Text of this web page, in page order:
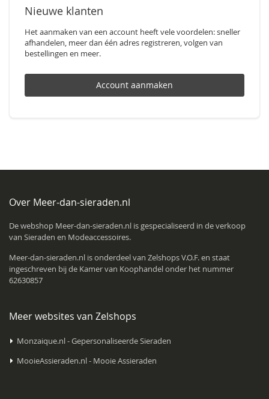
Nieuwe klanten
Het aanmaken van een account heeft vele voordelen: sneller
afhandelen, meer dan één adres registreren, volgen van
bestellingen en meer.
Account aanmaken
Over Meer-dan-sieraden.nl
De webshop Meer-dan-sieraden.nl is gespecialiseerd in de verkoop
van Sieraden en Modeaccessoires.
Meer-dan-sieraden.nl is onderdeel van Zelshops V.O.F.en staat
ingeschreven bij de Kamer van Koophandel onder het nummer
62630857
Meer websites van Zelshops
Monzaique.nl - Gepersonaliseerde Sieraden
MooieAssieraden.nl - Mooie Assieraden